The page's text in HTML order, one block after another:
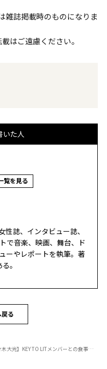
誌掲載時のものになりま
はご遠慮ください。
いた人
覧を見る
誌、インタビュー誌、
で音楽、映画、舞台、ド
ーやレポートを執筆。著
。
る
】KEY TO LITメンバーとの食事で店員に急かされる？「なんなんだ（笑）」と語る災難エピソード